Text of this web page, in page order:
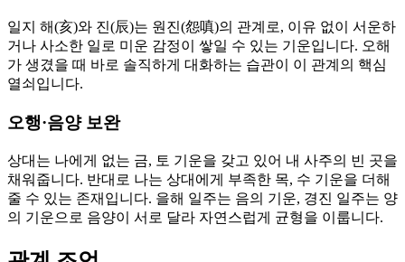
일지 해(亥)와 진(辰)는 원진(怨嗔)의 관계로, 이유 없이 서운하
거나 사소한 일로 미운 감정이 쌓일 수 있는 기운입니다. 오해
가 생겼을 때 바로 솔직하게 대화하는 습관이 이 관계의 핵심
열쇠입니다.
오행·음양 보완
상대는 나에게 없는 금, 토 기운을 갖고 있어 내 사주의 빈 곳을
채워줍니다. 반대로 나는 상대에게 부족한 목, 수 기운을 더해
줄 수 있는 존재입니다. 을해 일주는 음의 기운, 경진 일주는 양
의 기운으로 음양이 서로 달라 자연스럽게 균형을 이룹니다.